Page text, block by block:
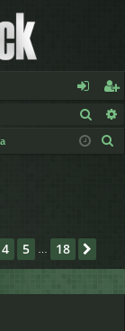
de
nt
e
eg
ist
18
4 5 18